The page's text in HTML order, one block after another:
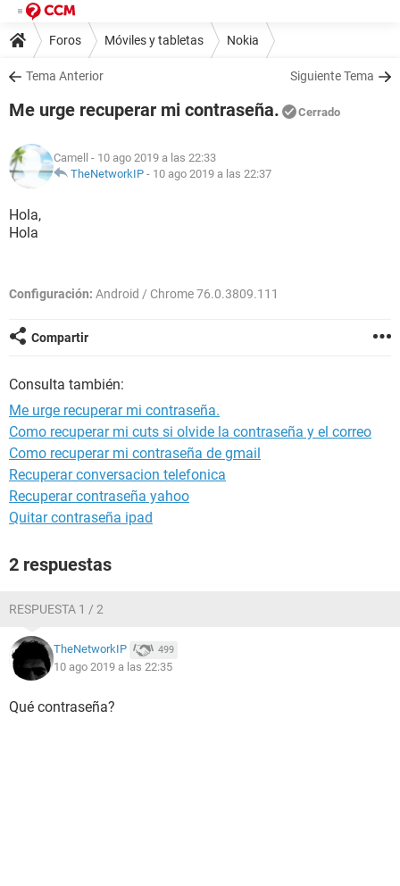
Foros Móviles y tabletas Nokia
Tema Anterior Siguiente Tema
Me urge recuperar mi contraseña. Cerrado
Camell - 10 ago 2019 a las 22:33
TheNetworkIP - 10 ago 2019 a las 22:37
Hola,
Hola
Configuración: Android / Chrome 76.0.3809.111
Compartir
Consulta también:
Me urge recuperar mi contraseña.
Como recuperar mi cuts si olvide la contraseña y el correo
Como recuperar mi contraseña de gmail
Recuperar conversacion telefonica
Recuperar contraseña yahoo
Quitar contraseña ipad
2 respuestas
RESPUESTA 1 / 2
TheNetworkIP 499
10 ago 2019 a las 22:35
Qué contraseña?